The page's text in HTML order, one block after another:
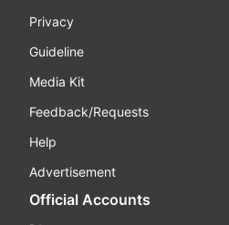
Privacy
Guideline
Media Kit
Feedback/Requests
Help
Advertisement
Official Accounts